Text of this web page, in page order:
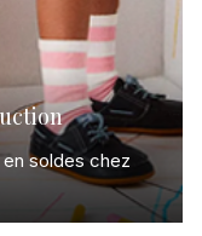
soldes chez